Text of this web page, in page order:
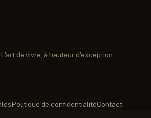
de vivre, à hauteur d'exception.
Politique de confidentialitéContact